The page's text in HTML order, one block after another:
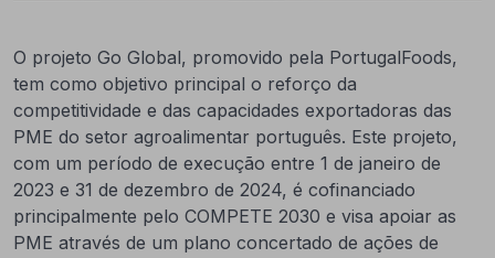
O projeto Go Global, promovido pela PortugalFoods,
tem como objetivo principal o reforço da
competitividade e das capacidades exportadoras das
PME do setor agroalimentar português. Este projeto,
com um período de execução entre 1 de janeiro de
2023 e 31 de dezembro de 2024, é cofinanciado
principalmente pelo COMPETE 2030 e visa apoiar as
PME através de um plano concertado de ações de